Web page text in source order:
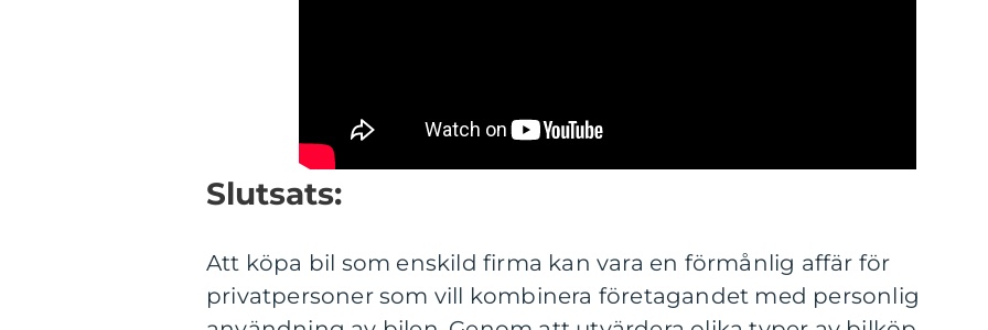
Slutsats:
Att köpa bil som enskild firma kan vara en förmånlig affär för
privatpersoner som vill kombinera företagandet med personlig